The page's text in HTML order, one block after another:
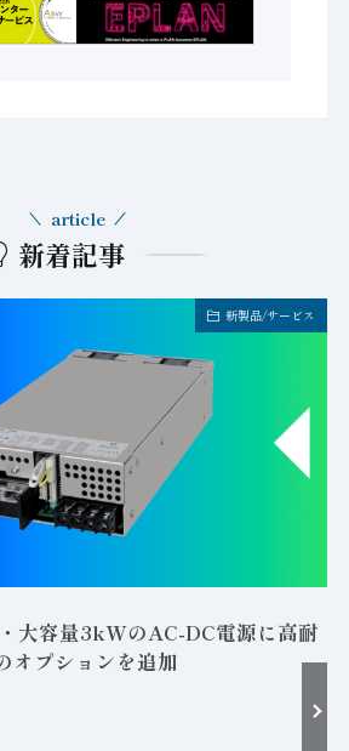
新着記事
article
新製品/サービス
大容量3kWのAC-DC電源に高耐
オプションを追加